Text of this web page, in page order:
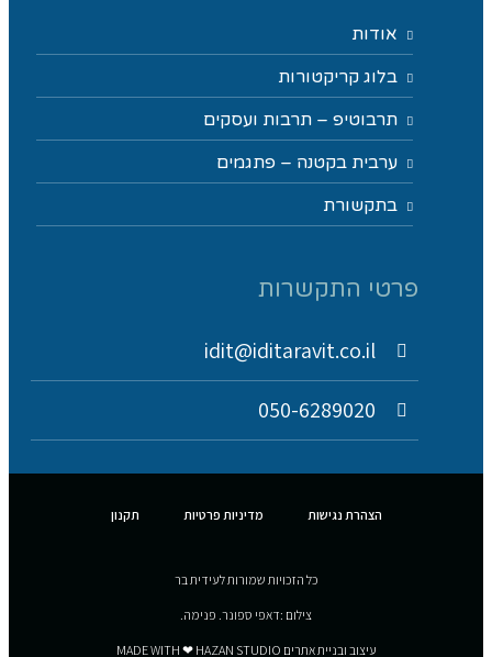
אודות
בלוג קריקטורות
תרבוטיפ – תרבות ועסקים
ערבית בקטנה – פתגמים
בתקשורת
פרטי התקשרות
idit@iditaravit.co.il
050-6289020
הצהרת נגישות מדיניות פרטיות תקנון
כל הזכויות שמורות לעידית בר
צילום :דאפי ספונר. פנימה.
עיצוב ובניית אתרים MADE WITH ❤ HAZAN STUDIO